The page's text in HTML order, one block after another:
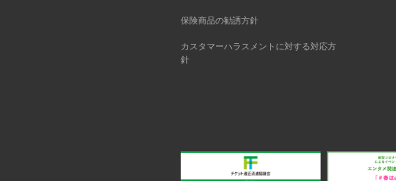
保険商品の勧誘方針
カスタマーハラスメントに対する対応方
針